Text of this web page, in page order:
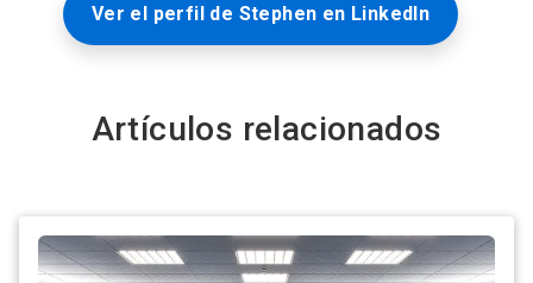
Ver el perfil de Stephen en LinkedIn
Artículos relacionados